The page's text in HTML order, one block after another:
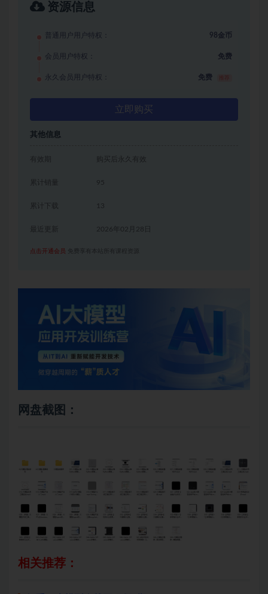
资源信息
普通用户用户特权： 98金币
会员用户特权： 免费
永久会员用户特权： 免费
立即购买
其他信息
有效期 购买后永久有效
累计销量 95
累计下载 13
2026年02月28日
点击开通会员 免费享有本站所有课程资源
网盘截图：
相关推荐：